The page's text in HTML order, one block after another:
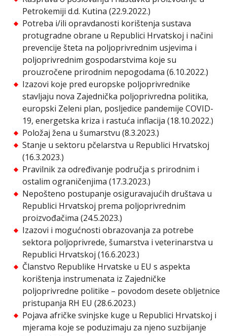
Petrokemiji d.d. Kutina (22.9.2022.)
Potreba i/ili opravdanosti korištenja sustava
protugradne obrane u Republici Hrvatskoj i načini
prevencije šteta na poljoprivrednim usjevima i
poljoprivrednim gospodarstvima koje su
prouzročene prirodnim nepogodama (6.10.2022.)
Izazovi koje pred europske poljoprivrednike
stavljaju nova Zajednička poljoprivredna politika,
europski Zeleni plan, posljedice pandemije COVID-
19, energetska kriza i rastuća inflacija (18.10.2022.)
Položaj žena u šumarstvu (8.3.2023.)
Stanje u sektoru pčelarstva u Republici Hrvatskoj
(16.3.2023.)
Pravilnik za određivanje područja s prirodnim i
ostalim ograničenjima (17.3.2023.)
Nepošteno postupanje osiguravajućih društava u
Republici Hrvatskoj prema poljoprivrednim
proizvođačima (24.5.2023.)
Izazovi i mogućnosti obrazovanja za potrebe
sektora poljoprivrede, šumarstva i veterinarstva u
Republici Hrvatskoj (16.6.2023.)
Članstvo Republike Hrvatske u EU s aspekta
korištenja instrumenata iz Zajedničke
poljoprivredne politike – povodom desete obljetnice
pristupanja RH EU (28.6.2023.)
Pojava afričke svinjske kuge u Republici Hrvatskoj i
mjerama koje se poduzimaju za njeno suzbijanje